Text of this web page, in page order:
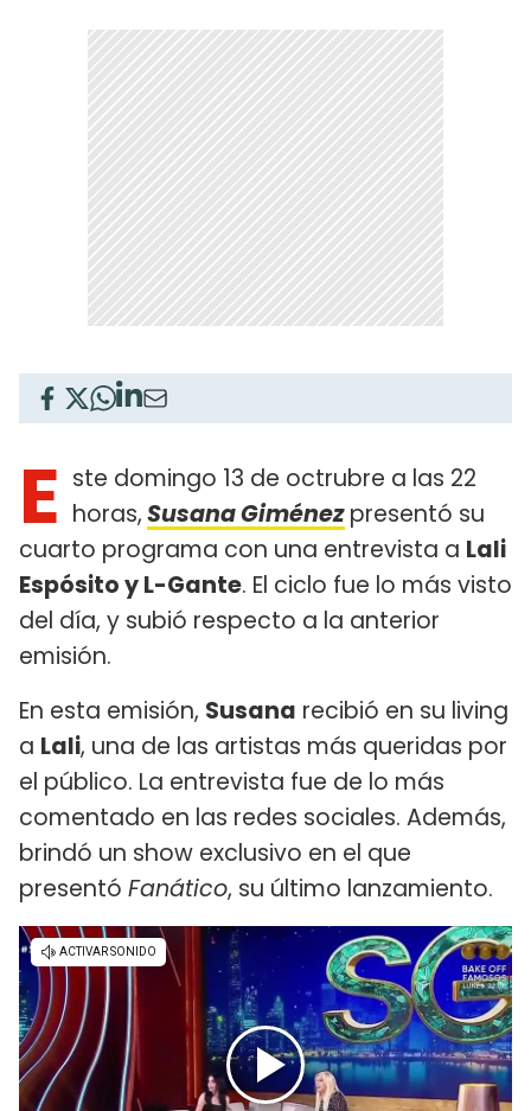
E ste domingo 13 de octrubre a las 22
horas,Susana Giménezpresentó su
cuarto programa con una entrevista a Lali
Espósito y L-Gante. El ciclo fue lo más visto
del día, y subió respecto a la anterior
emisión.
En esta emisión, Susana recibió en su living
a Lali, una de las artistas más queridas por
el público. La entrevista fue de lo más
comentado en las redes sociales. Además,
brindó un show exclusivo en el que
presentó Fanático, su último lanzamiento.